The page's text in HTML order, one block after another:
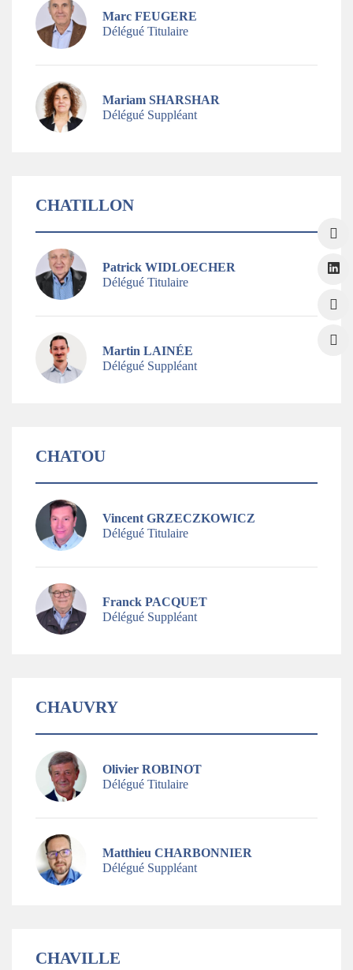
Marc FEUGERE
Délégué Titulaire
Mariam SHARSHAR
Délégué Suppléant
CHATILLON
Patrick WIDLOECHER
Délégué Titulaire
Martin LAINÉE
Délégué Suppléant
CHATOU
Vincent GRZECZKOWICZ
Délégué Titulaire
Franck PACQUET
Délégué Suppléant
CHAUVRY
Olivier ROBINOT
Délégué Titulaire
Matthieu CHARBONNIER
Délégué Suppléant
CHAVILLE